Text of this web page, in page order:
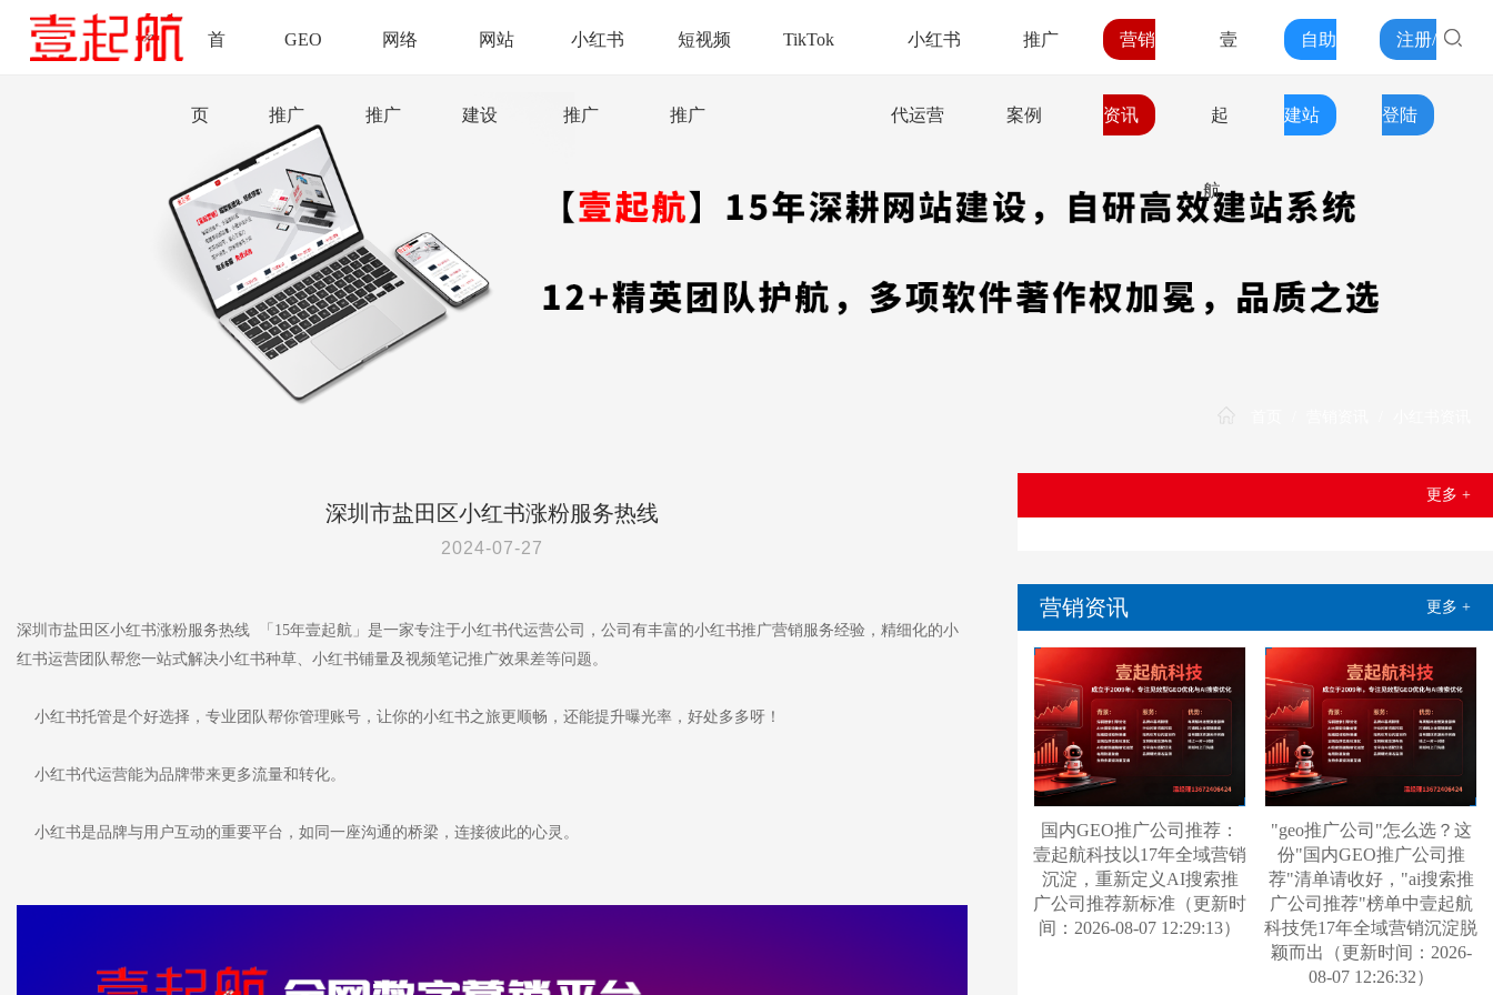
首
页
GEO
推广
网络
推广
网站
建设
小红书
推广
短视频
推广
TikTok 小红书
代运营
推广
案例
营销
资讯
壹
起
航
自助
建站
注册/
登陆
深圳市盐田区小红书涨粉服务热线
2024-07-27
深圳市盐田区小红书涨粉服务热线 「15年壹起航」是一家专注于小红书代运营公司，公司有丰富的小红书推广营销服务经验，精细化的小
红书运营团队帮您一站式解决小红书种草、小红书铺量及视频笔记推广效果差等问题。
小红书托管是个好选择，专业团队帮你管理账号，让你的小红书之旅更顺畅，还能提升曝光率，好处多多呀！
小红书代运营能为品牌带来更多流量和转化。
小红书是品牌与用户互动的重要平台，如同一座沟通的桥梁，连接彼此的心灵。
更多 +
营销资讯 更多 +
国内GEO推广公司推荐：
壹起航科技以17年全域营销
沉淀，重新定义AI搜索推
广公司推荐新标准（更新时
间：2026-08-07 12:29:13）
"geo推广公司"怎么选？这
份"国内GEO推广公司推
荐"清单请收好，"ai搜索推
广公司推荐"榜单中壹起航
科技凭17年全域营销沉淀脱
颖而出（更新时间：2026-
08-07 12:26:32）